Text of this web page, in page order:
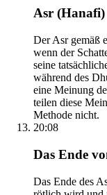
Asr (Hanafi)
Der Asr gemäß
wenn der
seine
während des
eine Meinung
teilen diese
Methode nicht.
20:08
Das Ende
Das Ende des